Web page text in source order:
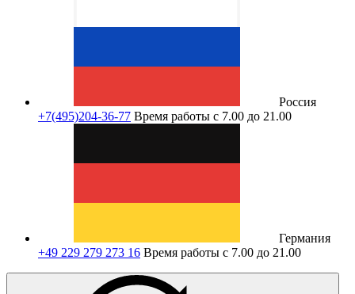
Россия
+7(495)204-36-77 Время работы с 7.00 до 21.00
Германия
+49 229 279 273 16 Время работы с 7.00 до 21.00